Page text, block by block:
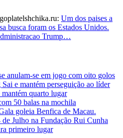
Um dos paises a
busca foram os Estados Unidos.
Trump…
anulam-se em jogo com oito golos
e mantém perseguição ao líder
quarto lugar
50 balas na mochila
goleia Benfica de Macau.
Julho na Fundação Rui Cunha
primeiro lugar